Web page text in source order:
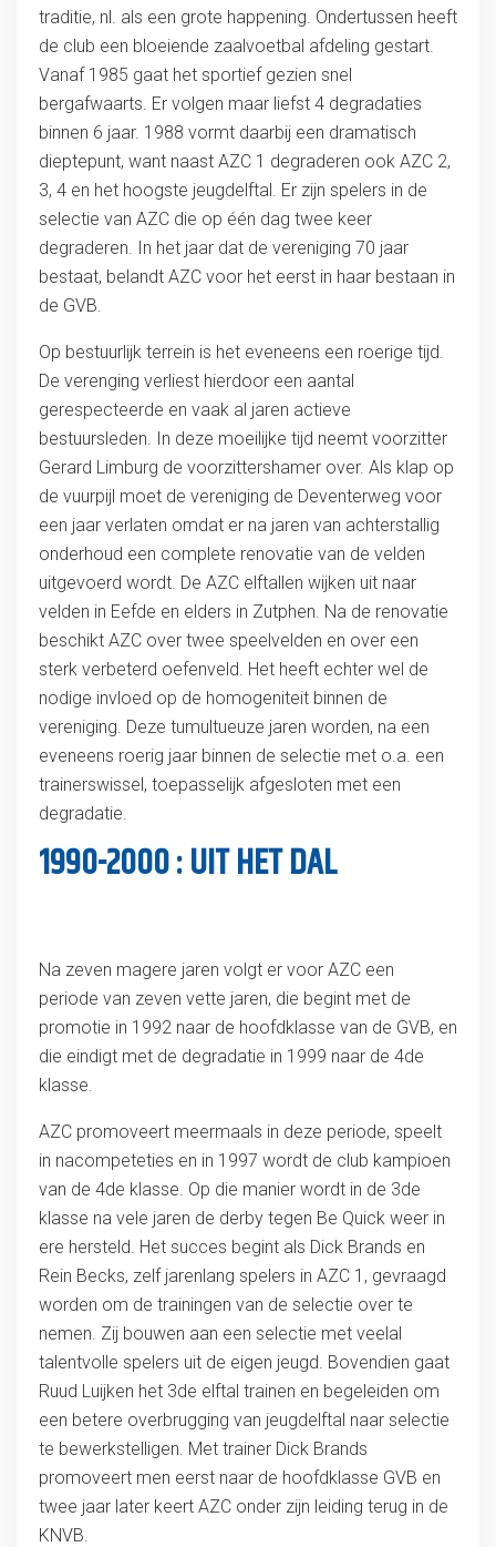
traditie, nl. als een grote happening. Ondertussen heeft
de club een bloeiende zaalvoetbal afdeling gestart.
Vanaf 1985 gaat het sportief gezien snel
bergafwaarts. Er volgen maar liefst 4 degradaties
binnen 6 jaar. 1988 vormt daarbij een dramatisch
dieptepunt, want naast AZC 1 degraderen ook AZC 2,
3, 4 en het hoogste jeugdelftal. Er zijn spelers in de
selectie van AZC die op één dag twee keer
degraderen. In het jaar dat de vereniging 70 jaar
bestaat, belandt AZC voor het eerst in haar bestaan in
de GVB.
Op bestuurlijk terrein is het eveneens een roerige tijd.
De verenging verliest hierdoor een aantal
gerespecteerde en vaak al jaren actieve
bestuursleden. In deze moeilijke tijd neemt voorzitter
Gerard Limburg de voorzittershamer over. Als klap op
de vuurpijl moet de vereniging de Deventerweg voor
een jaar verlaten omdat er na jaren van achterstallig
onderhoud een complete renovatie van de velden
uitgevoerd wordt. De AZC elftallen wijken uit naar
velden in Eefde en elders in Zutphen. Na de renovatie
beschikt AZC over twee speelvelden en over een
sterk verbeterd oefenveld. Het heeft echter wel de
nodige invloed op de homogeniteit binnen de
vereniging. Deze tumultueuze jaren worden, na een
eveneens roerig jaar binnen de selectie met o.a. een
trainerswissel, toepasselijk afgesloten met een
degradatie.
1990-2000 : UIT HET DAL
Na zeven magere jaren volgt er voor AZC een
periode van zeven vette jaren, die begint met de
promotie in 1992 naar de hoofdklasse van de GVB, en
die eindigt met de degradatie in 1999 naar de 4de
klasse.
AZC promoveert meermaals in deze periode, speelt
in nacompeteties en in 1997 wordt de club kampioen
van de 4de klasse. Op die manier wordt in de 3de
klasse na vele jaren de derby tegen Be Quick weer in
ere hersteld. Het succes begint als Dick Brands en
Rein Becks, zelf jarenlang spelers in AZC 1, gevraagd
worden om de trainingen van de selectie over te
nemen. Zij bouwen aan een selectie met veelal
talentvolle spelers uit de eigen jeugd. Bovendien gaat
Ruud Luijken het 3de elftal trainen en begeleiden om
een betere overbrugging van jeugdelftal naar selectie
te bewerkstelligen. Met trainer Dick Brands
promoveert men eerst naar de hoofdklasse GVB en
twee jaar later keert AZC onder zijn leiding terug in de
KNVB.